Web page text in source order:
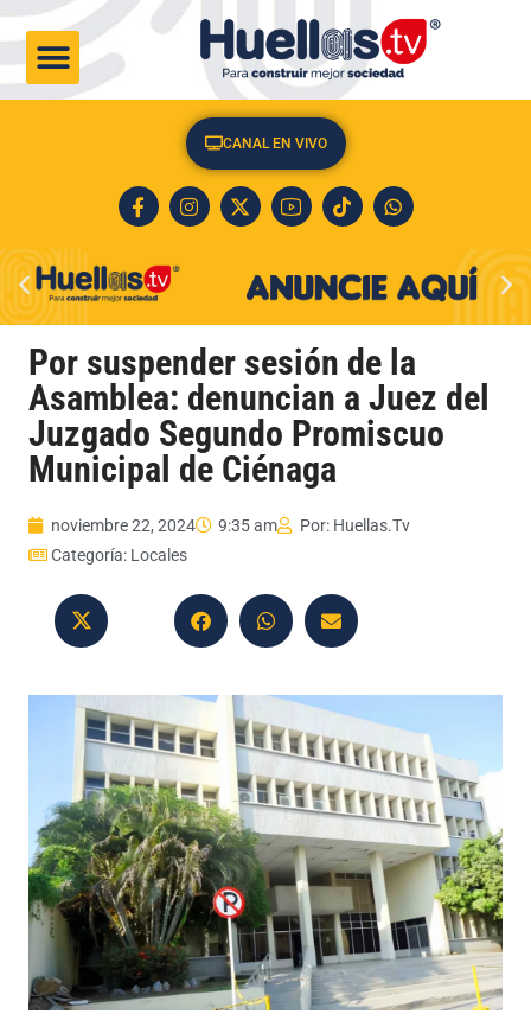
CANAL EN VIVO
Por suspender sesión de la
Asamblea: denuncian a Juez del
Juzgado Segundo Promiscuo
Municipal de Ciénaga
noviembre 22, 2024 9:35 am Por: Huellas.Tv
Categoría: Locales